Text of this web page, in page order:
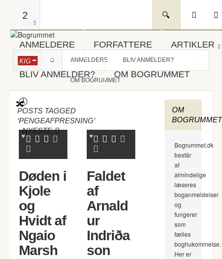
2
ANMELDERE FORFATTERE ARTIKLER
BLIV ANMELDER? OM BOGRUMMET
KIG ANMELDERE BLIV ANMELDER?
OM BOGRUMMET
POSTS TAGGED
‘PENGEAFPRESNING’
-NYESTE
Døden i
Kjole
og
Hvidt af
Ngaio
Marsh
Faldet
af
Arnald
ur
Indriða
son
OM
BOGRUMMET
Bogrummet.dk
består
af
almindelige
læseres
boganmeldelser
og
fungerer
som
fælles
boghukommelse.
Her er